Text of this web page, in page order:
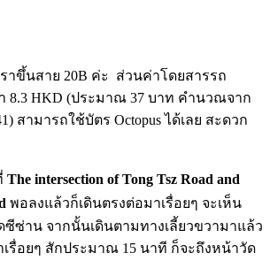
ราขึ้นสาย 20B ค่ะ ส่วนค่าโดยสารรถ
8.3 HKD (ประมาณ 37 บาท คำนวณจาก
สามารถใช้บัตร Octopus ได้เลย สะดวก
The intersection of Tong Tsz Road and
พอลงแล้วก็เดินตรงต่อมาเรื่อยๆ จะเห็น
ซีซ่าน จากนั้นเดินตามทางเลี้ยวขวามาแล้ว
เรื่อยๆ สักประมาณ 15 นาที ก็จะถึงหน้าวัด